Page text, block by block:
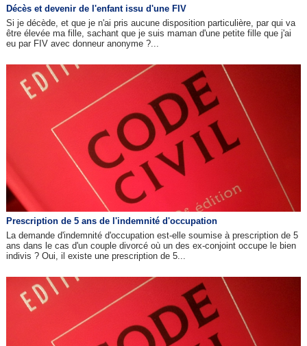
Décès et devenir de l'enfant issu d'une FIV
Si je décède, et que je n'ai pris aucune disposition particulière, par qui va
être élevée ma fille, sachant que je suis maman d'une petite fille que j'ai
eu par FIV avec donneur anonyme ?...
Prescription de 5 ans de l'indemnité d'occupation
La demande d'indemnité d'occupation est-elle soumise à prescription de 5
ans dans le cas d'un couple divorcé où un des ex-conjoint occupe le bien
indivis ? Oui, il existe une prescription de 5...